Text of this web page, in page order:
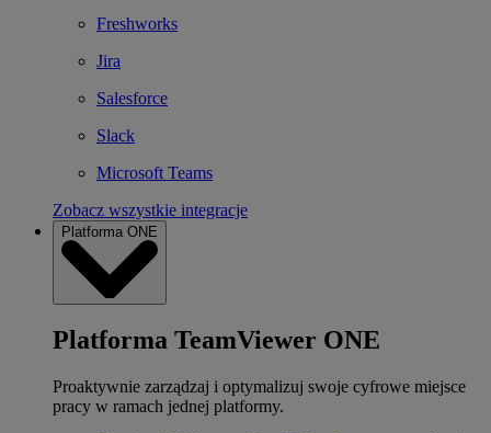
Freshworks
Jira
Salesforce
Slack
Microsoft Teams
Zobacz wszystkie integracje
Platforma ONE
Platforma TeamViewer ONE
Proaktywnie zarządzaj i optymalizuj swoje cyfrowe miejsce
pracy w ramach jednej platformy.